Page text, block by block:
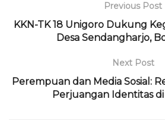
Previous Post
KKN-TK 18 Unigoro Dukung
Desa Sendangharjo,
Next Post
Perempuan dan Media Sosial:
Perjuangan Identitas di